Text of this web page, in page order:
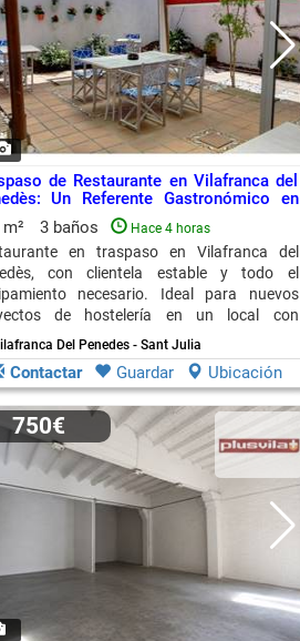
de Restaurante en Vilafranca del
Un Referente Gastronómico en
Julià
3 baños Hace 4 horas
en traspaso en Vilafranca del
con clientela estable y todo el
necesario. Ideal para nuevos
de hostelería en un local con
Del Penedes - Sant Julia
Contactar Guardar Ubicación
750€